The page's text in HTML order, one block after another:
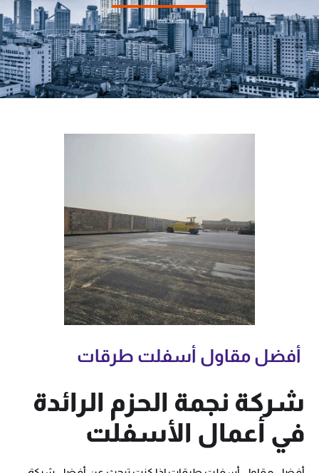
أفضل مقاول أسفلت طرقات
شركة نجمة الحزم الرائدة
في أعمال الأسفلت